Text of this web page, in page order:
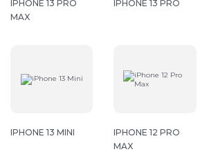
Перегрев или
Сетка трещин, сколы.
IPHONE 13 PRO
MAX
IPHONE 13 PRO
IPHONE 13 MINI
IPHONE 12 PRO
MAX